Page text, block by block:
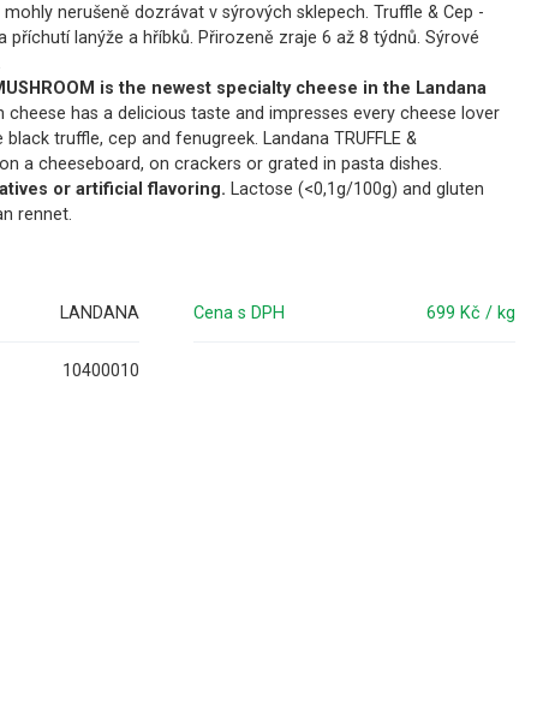
nerušeně dozrávat v sýrových sklepech. Truffle & Cep -
příchutí lanýže a hříbků. Přirozeně zraje 6 až 8 týdnů. Sýrové
is the newest specialty cheese in the Landana
cheese has a delicious taste and impresses every cheese lover
truffle, cep and fenugreek. Landana TRUFFLE &
a cheeseboard, on crackers or grated in pasta dishes.
or artificial flavoring. Lactose (<0,1g/100g) and gluten
rennet.
LANDANA
10400010
Cena s DPH 699 Kč / kg